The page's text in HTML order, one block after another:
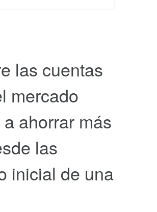
las cuentas
mercado
ahorrar más
las
inicial de una